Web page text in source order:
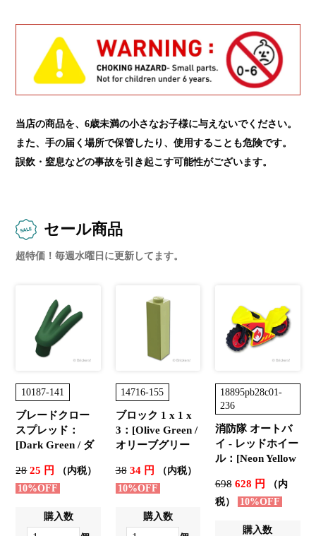
当店の商品を、6歳未満の小さなお子様に与えないでください。
また、手の届く場所で保管したり、使用することも危険です。
誤飲・窒息などの事故を引き起こす可能性がございます。
セール商品
超特価！毎週水曜日に更新してます。
10187-141
ブレードクロー
スプレッド：
[Dark Green / ダ
2825 円
（内税）
10%OFF
購入数
14716-155
ブロック 1 x 1 x
3：[Olive Green /
オリーブグリー
3834 円
（内税）
10%OFF
購入数
18895pb28c01-
236
消防隊 オートバ
イ - レッドホイー
ル：[Neon Yellow
698628 円
（内
税）
10%OFF
購入数